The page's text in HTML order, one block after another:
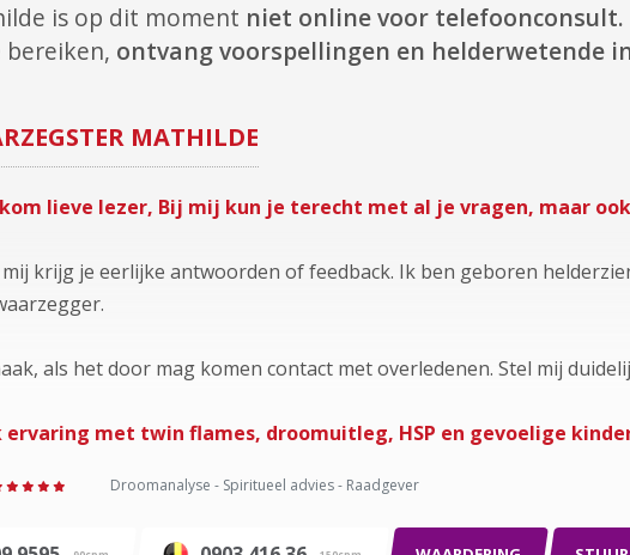
is op dit moment niet online voor telefoonconsult.
ontvang voorspellingen en helderwetende
MATHILDE
lieve lezer, Bij mij kun je terecht met al je vragen, maar
krijg je eerlijke antwoorden of feedback. Ik ben geboren
als het door mag komen contact met overledenen. Stel mij
ervaring met twin flames, droomuitleg, HSP en gevoelige
Droomanalyse - Spiritueel advies - Raadgever